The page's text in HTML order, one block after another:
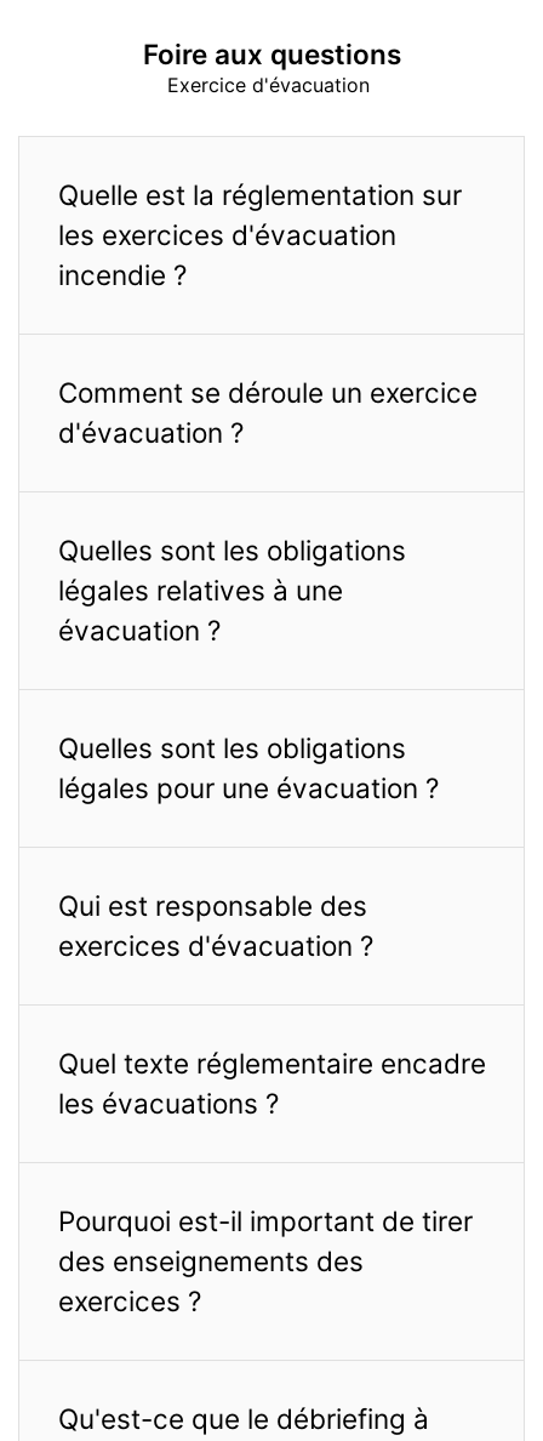
Foire aux questions
Exercice d'évacuation
Quelle est la réglementation sur
les exercices d'évacuation
incendie ?
Comment se déroule un exercice
d'évacuation ?
Quelles sont les obligations
légales relatives à une
évacuation ?
Quelles sont les obligations
légales pour une évacuation ?
Qui est responsable des
exercices d'évacuation ?
Quel texte réglementaire encadre
les évacuations ?
Pourquoi est-il important de tirer
des enseignements des
exercices ?
Qu'est-ce que le débriefing à